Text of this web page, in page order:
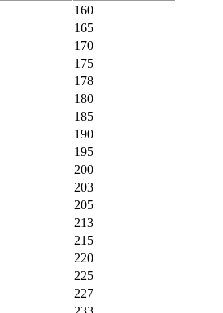
160
165
170
175
178
180
185
190
195
200
203
205
213
215
220
225
227